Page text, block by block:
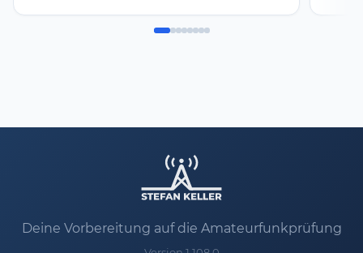
ohne Probleme zu schaffen.
Deine Vorbereitung auf die Amateurfunkprüfung